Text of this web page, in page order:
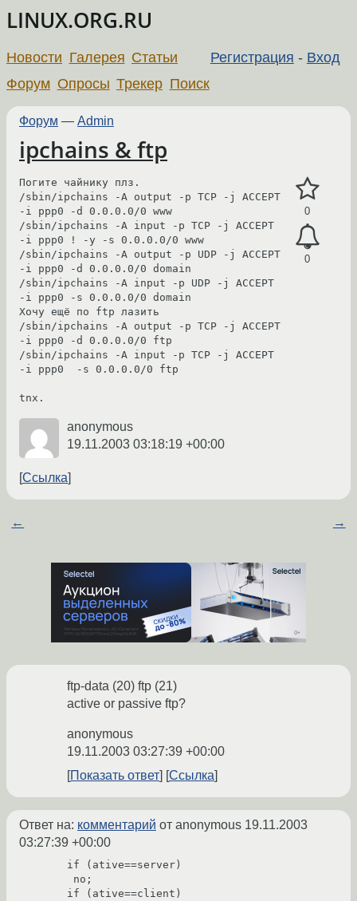
LINUX.ORG.RU
Регистрация - Вход
Новости Галерея Статьи
Форум Опросы Трекер Поиск
Форум — Admin
ipchains & ftp
0
0
Погите чайнику плз.
/sbin/ipchains -A output -p TCP -j ACCEPT
-i ppp0 -d 0.0.0.0/0 www
/sbin/ipchains -A input -p TCP -j ACCEPT
-i ppp0 ! -y -s 0.0.0.0/0 www
/sbin/ipchains -A output -p UDP -j ACCEPT
-i ppp0 -d 0.0.0.0/0 domain
/sbin/ipchains -A input -p UDP -j ACCEPT
-i ppp0 -s 0.0.0.0/0 domain
Хочу ещё по ftp лазить
/sbin/ipchains -A output -p TCP -j ACCEPT
-i ppp0 -d 0.0.0.0/0 ftp
/sbin/ipchains -A input -p TCP -j ACCEPT
-i ppp0  -s 0.0.0.0/0 ftp
anonymous
19.11.2003 03:18:19 +00:00
Ссылка
← →
ftp-data (20) ftp (21)
active or passive ftp?
anonymous
19.11.2003 03:27:39 +00:00
Показать ответ
Ссылка
Ответ на: комментарий от anonymous 19.11.2003
03:27:39 +00:00
if (ative==server)
if (ative==client)